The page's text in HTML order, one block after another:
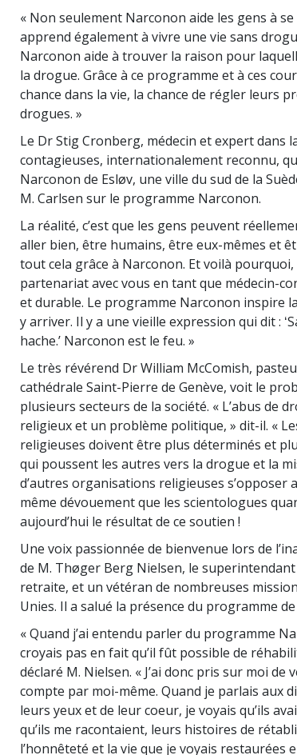
« Non seulement Narconon aide les gens à
apprend également à vivre une vie sans
Narconon aide à trouver la raison pour
la drogue. Grâce à ce programme et à ces
chance dans la vie, la chance de régler leurs
drogues. »
Le Dr Stig Cronberg, médecin et expert dans
contagieuses, internationalement reconnu,
Narconon de Esløv, une ville du sud de la
M. Carlsen sur le programme Narconon.
La réalité, c’est que les gens peuvent
aller bien, être humains, être eux-mêmes et
tout cela grâce à Narconon. Et voilà
partenariat avec vous en tant que médecin-
et durable. Le programme Narconon inspire
y arriver. Il y a une vieille expression qui dit :
hache.ʼ Narconon est le feu. »
Le très révérend Dr William McComish,
cathédrale Saint-Pierre de Genève, voit le
plusieurs secteurs de la société. « L’abus de
religieux et un problème politique, » dit-il. «
religieuses doivent être plus déterminés et
qui poussent les autres vers la drogue et la
d’autres organisations religieuses s’opposer
même dévouement que les scientologues
aujourd’hui le résultat de ce soutien !
Une voix passionnée de bienvenue lors de
de M. Thøger Berg Nielsen, le
retraite, et un vétéran de nombreuses
Unies. Il a salué la présence du programme
« Quand j’ai entendu parler du programme
croyais pas en fait qu’il fût possible de
déclaré M. Nielsen. « J’ai donc pris sur moi
compte par moi-même. Quand je parlais aux
leurs yeux et de leur coeur, je voyais qu’ils
qu’ils me racontaient, leurs histoires de
l’honnêteté et la vie que je voyais restaurées